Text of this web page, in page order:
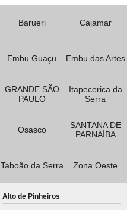
Barueri Cajamar
Embu Guaçu Embu das Artes
GRANDE SÃO
PAULO
Itapecerica da
Serra
Osasco
SANTANA DE
PARNAÍBA
Taboão da Serra Zona Oeste
Alto de Pinheiros